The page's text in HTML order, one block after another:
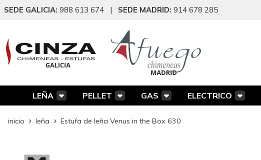
SEDE GALICIA: 988 613 674 | SEDE MADRID: 914 678 285
LEÑA PELLET GAS ELECTRICO
inicio leña Estufa de leña Venus in the Box 630